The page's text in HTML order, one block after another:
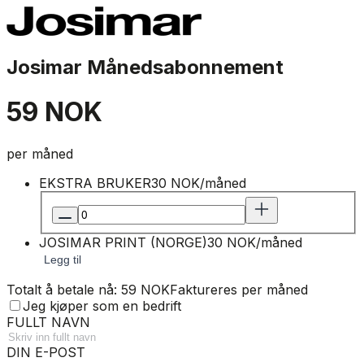
Josimar Månedsabonnement
59 NOK
per måned
EKSTRA BRUKER30 NOK/måned
JOSIMAR PRINT (NORGE)30 NOK/måned
Legg til
Totalt å betale nå: 59 NOKFaktureres per måned
Jeg kjøper som en bedrift
FULLT NAVN
DIN E-POST